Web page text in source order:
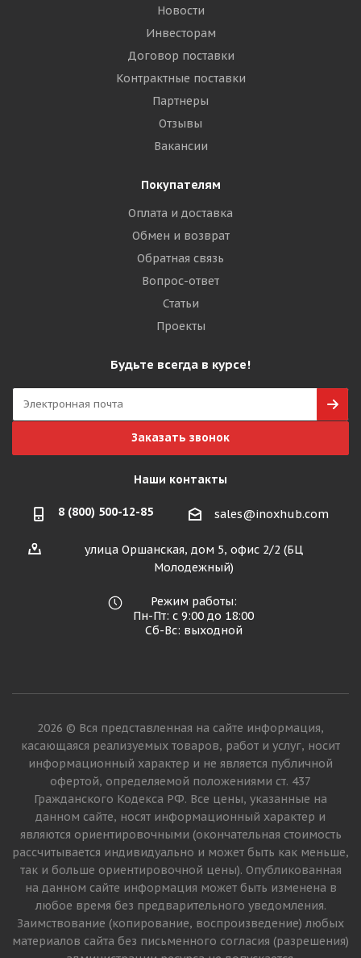
Новости
Инвесторам
Договор поставки
Контрактные поставки
Партнеры
Отзывы
Вакансии
Покупателям
Оплата и доставка
Обмен и возврат
Обратная связь
Вопрос-ответ
Статьи
Проекты
Будьте всегда в курсе!
Заказать звонок
Наши контакты
8 (800) 500-12-85 sales@inoxhub.com
улица Оршанская, дом 5, офис 2/2 (БЦ
Молодежный)
Режим работы:
Пн-Пт: с 9:00 до 18:00
Сб-Вс: выходной
2026 © Вся представленная на сайте информация,
касающаяся реализуемых товаров, работ и услуг, носит
информационный характер и не является публичной
офертой, определяемой положениями ст. 437
Гражданского Кодекса РФ. Все цены, указанные на
данном сайте, носят информационный характер и
являются ориентировочными (окончательная стоимость
рассчитывается индивидуально и может быть как меньше,
так и больше ориентировочной цены). Опубликованная
на данном сайте информация может быть изменена в
любое время без предварительного уведомления.
Заимствование (копирование, воспроизведение) любых
материалов сайта без письменного согласия (разрешения)